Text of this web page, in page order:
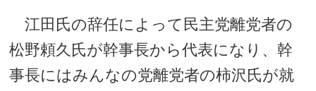
江田氏の辞任によって民主党離党者の
松野頼久氏が幹事長から代表になり、幹
事長にはみんなの党離党者の柿沢氏が就